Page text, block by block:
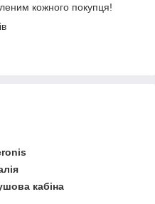
кожного покупця!
кабіна